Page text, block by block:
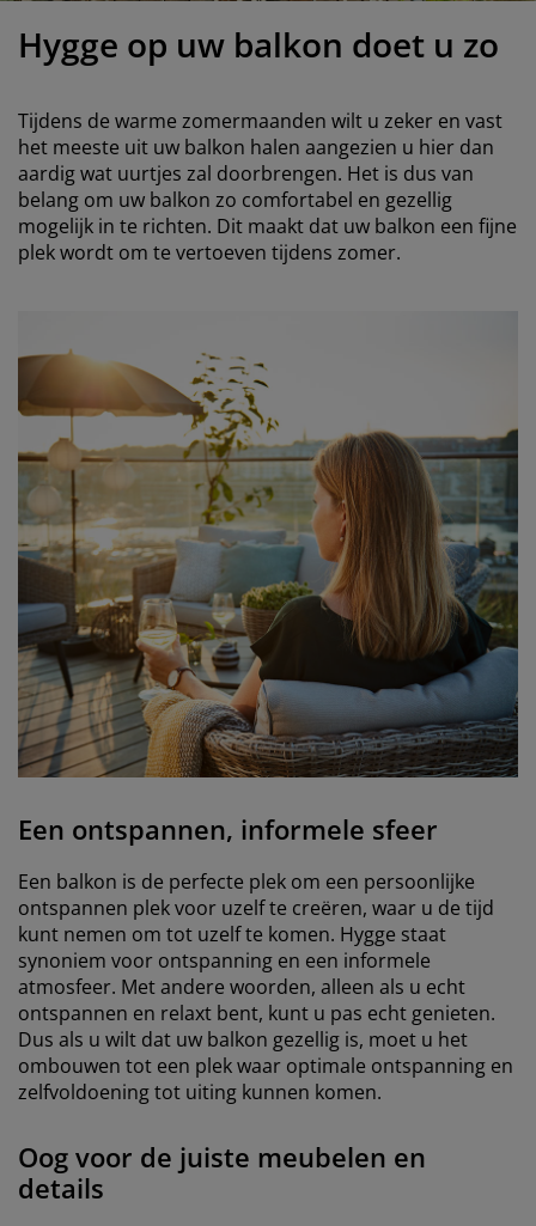
strijken
Hygge op uw balkon doet u zo
Tijdens de warme zomermaanden wilt u zeker en vast
het meeste uit uw balkon halen aangezien u hier dan
aardig wat uurtjes zal doorbrengen. Het is dus van
belang om uw balkon zo comfortabel en gezellig
mogelijk in te richten. Dit maakt dat uw balkon een fijne
plek wordt om te vertoeven tijdens zomer.
Een ontspannen, informele sfeer
Een balkon is de perfecte plek om een persoonlijke
ontspannen plek voor uzelf te creëren, waar u de tijd
kunt nemen om tot uzelf te komen. Hygge staat
synoniem voor ontspanning en een informele
atmosfeer. Met andere woorden, alleen als u echt
ontspannen en relaxt bent, kunt u pas echt genieten.
Dus als u wilt dat uw balkon gezellig is, moet u het
ombouwen tot een plek waar optimale ontspanning en
zelfvoldoening tot uiting kunnen komen.
Oog voor de juiste meubelen en
details